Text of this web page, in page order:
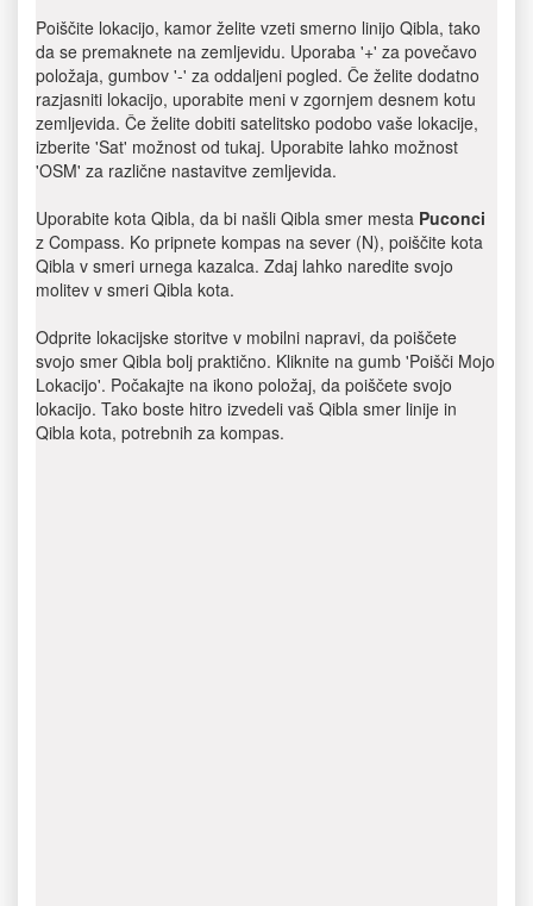
Poiščite lokacijo, kamor želite vzeti smerno linijo Qibla, tako
da se premaknete na zemljevidu. Uporaba '+' za povečavo
položaja, gumbov '-' za oddaljeni pogled. Če želite dodatno
razjasniti lokacijo, uporabite meni v zgornjem desnem kotu
zemljevida. Če želite dobiti satelitsko podobo vaše lokacije,
izberite 'Sat' možnost od tukaj. Uporabite lahko možnost
'OSM' za različne nastavitve zemljevida.
Uporabite kota Qibla, da bi našli Qibla smer mesta Puconci
z Compass. Ko pripnete kompas na sever (N), poiščite kota
Qibla v smeri urnega kazalca. Zdaj lahko naredite svojo
molitev v smeri Qibla kota.
Odprite lokacijske storitve v mobilni napravi, da poiščete
svojo smer Qibla bolj praktično. Kliknite na gumb 'Poišči Mojo
Lokacijo'. Počakajte na ikono položaj, da poiščete svojo
lokacijo. Tako boste hitro izvedeli vaš Qibla smer linije in
Qibla kota, potrebnih za kompas.